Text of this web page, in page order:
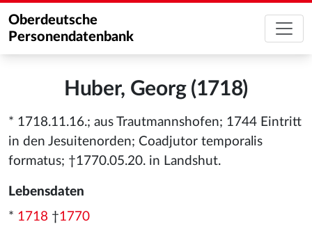
Oberdeutsche
Personendatenbank
Huber, Georg (1718)
* 1718.11.16.; aus Trautmannshofen; 1744 Eintritt
in den Jesuitenorden; Coadjutor temporalis
formatus; †1770.05.20. in Landshut.
Lebensdaten
* 1718 †1770